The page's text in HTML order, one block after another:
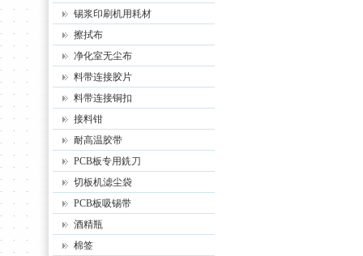
锡浆印刷机用耗材
擦拭布
净化室无尘布
料带连接胶片
料带连接铜扣
接料钳
耐高温胶带
PCB板专用銑刀
切板机滤尘袋
PCB板吸锡带
酒精瓶
棉签